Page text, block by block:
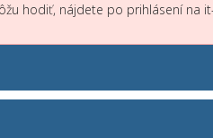
hodiť, nájdete po prihlásení na